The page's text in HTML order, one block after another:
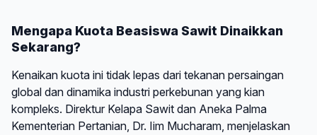
Mengapa Kuota Beasiswa Sawit Dinaikkan
Sekarang?
Kenaikan kuota ini tidak lepas dari tekanan persaingan
global dan dinamika industri perkebunan yang kian
kompleks. Direktur Kelapa Sawit dan Aneka Palma
Kementerian Pertanian, Dr. Iim Mucharam, menjelaskan